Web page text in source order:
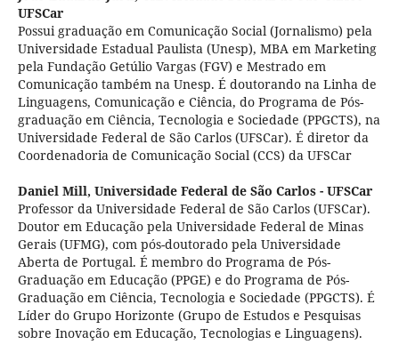
UFSCar
Possui graduação em Comunicação Social (Jornalismo) pela
Universidade Estadual Paulista (Unesp), MBA em Marketing
pela Fundação Getúlio Vargas (FGV) e Mestrado em
Comunicação também na Unesp. É doutorando na Linha de
Linguagens, Comunicação e Ciência, do Programa de Pós-
graduação em Ciência, Tecnologia e Sociedade (PPGCTS), na
Universidade Federal de São Carlos (UFSCar). É diretor da
Coordenadoria de Comunicação Social (CCS) da UFSCar
Daniel Mill, Universidade Federal de São Carlos - UFSCar
Professor da Universidade Federal de São Carlos (UFSCar).
Doutor em Educação pela Universidade Federal de Minas
Gerais (UFMG), com pós-doutorado pela Universidade
Aberta de Portugal. É membro do Programa de Pós-
Graduação em Educação (PPGE) e do Programa de Pós-
Graduação em Ciência, Tecnologia e Sociedade (PPGCTS). É
Líder do Grupo Horizonte (Grupo de Estudos e Pesquisas
sobre Inovação em Educação, Tecnologias e Linguagens).